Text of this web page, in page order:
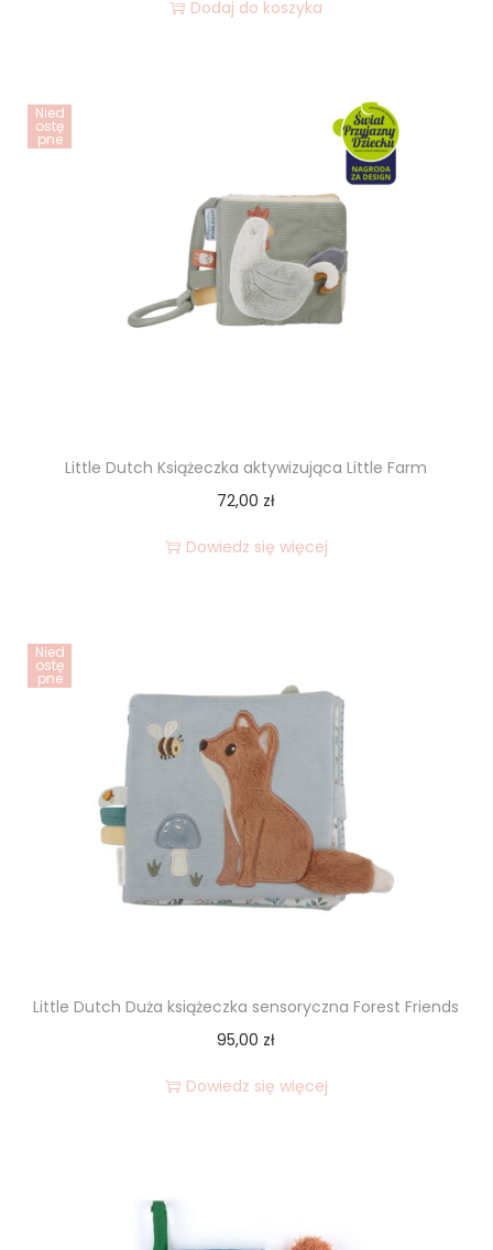
Dodaj do koszyka
Nied
ostę
pne
Little Dutch Książeczka aktywizująca Little Farm
72,00 zł
Dowiedz się więcej
Nied
ostę
pne
Little Dutch Duża książeczka sensoryczna Forest Friends
95,00 zł
Dowiedz się więcej